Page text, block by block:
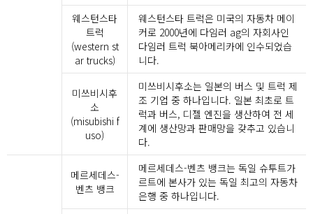
웨스턴스타
트럭
(western st
ar trucks)
웨스턴스타 트럭은 미국의 자동차 메이
커로 2000년에 다임러 ag의 자회사인
다임러 트럭 북아메리카에 인수되었습
니다.
미쓰비시후
소
(misubishi f
uso)
미쓰비시후소는 일본의 버스 및 트럭 제
조 기업 중 하나입니다. 일본 최초로 트
럭과 버스, 디젤 엔진을 생산하여 전 세
계에 생산망과 판매망을 갖추고 있습니
다.
메르세데스-
벤츠 뱅크
메르세데스-벤츠 뱅크는 독일 슈투트가
르트에 본사가 있는 독일 최고의 자동차
은행 중 하나입니다.